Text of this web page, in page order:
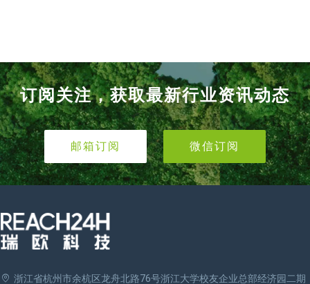
订阅关注，获取最新行业资讯动态
邮箱订阅 微信订阅
浙江省杭州市余杭区龙舟北路76号浙江大学校友企业总部经济园二期